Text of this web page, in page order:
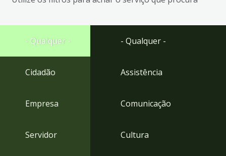
busca
Ir
rodapé
- Qualquer -
Cidadão
Empresa
Servidor
- Qualquer -
Assistência
Comunicação
Cultura